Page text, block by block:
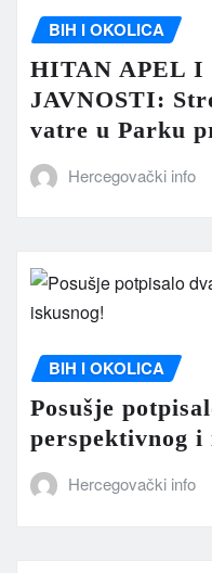
BIH I OKOLICA
HITAN APEL I
JAVNOSTI:
vatre u Parku
Hercegovački info
BIH I OKOLICA
Posušje
perspektivnog i
Hercegovački info